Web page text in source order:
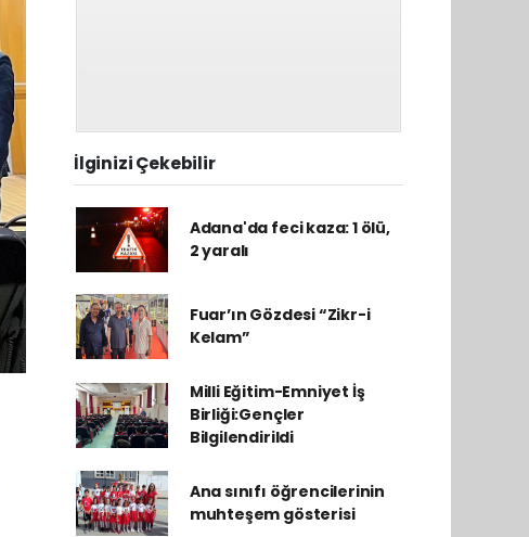
İlginizi Çekebilir
Adana'da feci kaza: 1 ölü,
2 yaralı
Fuar’ın Gözdesi “Zikr-i
Kelam”
Milli Eğitim-Emniyet İş
Birliği:Gençler
Bilgilendirildi
Ana sınıfı öğrencilerinin
muhteşem gösterisi